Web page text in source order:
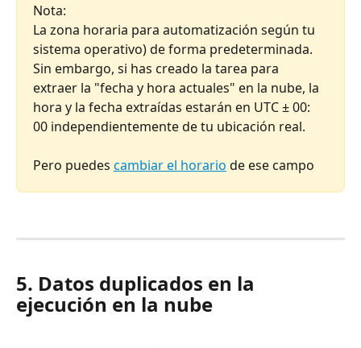
Nota:
La zona horaria para automatización según tu
sistema operativo) de forma predeterminada.
Sin embargo, si has creado la tarea para
extraer la "fecha y hora actuales" en la nube, la
hora y la fecha extraídas estarán en UTC ± 00:
00 independientemente de tu ubicación real.
Pero puedes cambiar el horario de ese campo
5. Datos duplicados en la
ejecución en la nube